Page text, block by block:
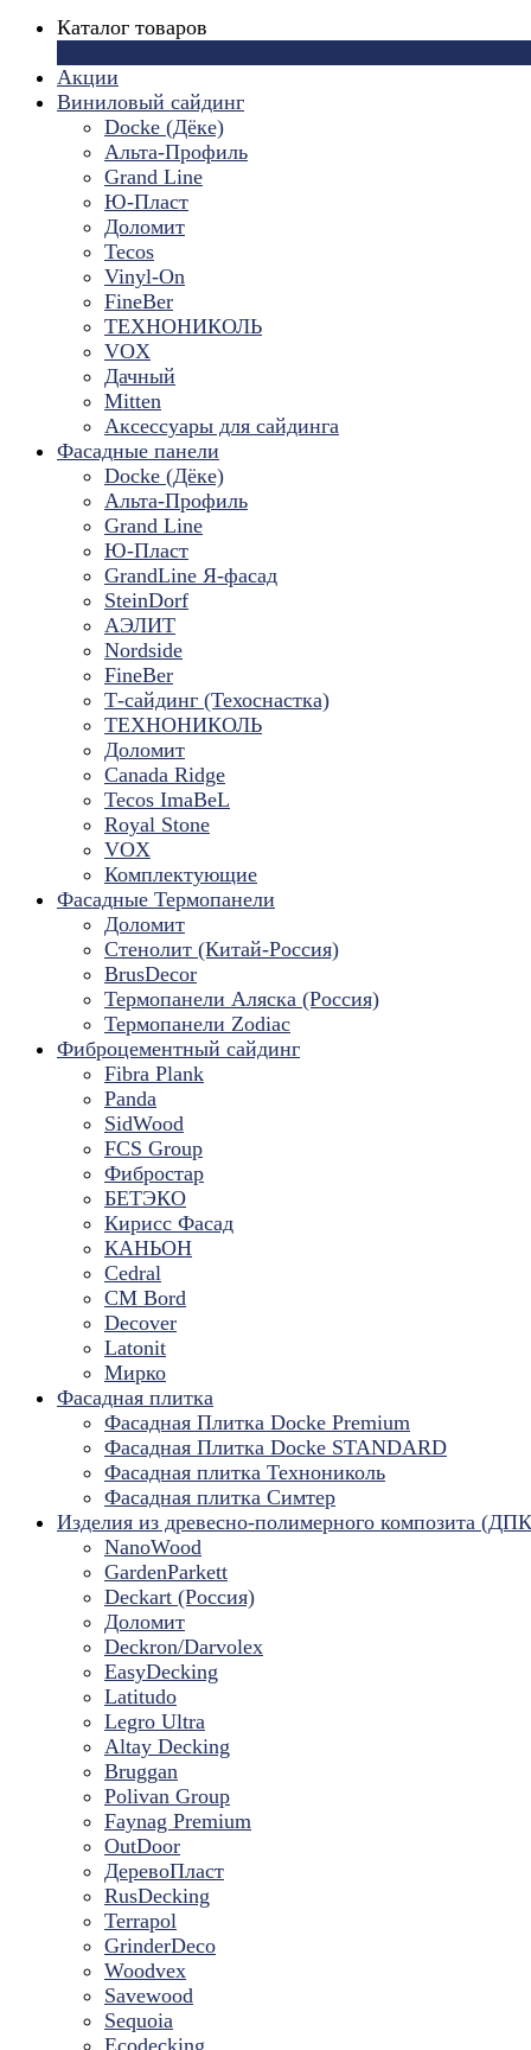
Каталог товаров
Акции
Виниловый сайдинг
Docke (Дёке)
Альта-Профиль
Grand Line
Ю-Пласт
Доломит
Tecos
Vinyl-On
FineBer
ТЕХНОНИКОЛЬ
VOX
Дачный
Mitten
Аксессуары для сайдинга
Фасадные панели
Docke (Дёке)
Альта-Профиль
Grand Line
Ю-Пласт
GrandLine Я-фасад
SteinDorf
АЭЛИТ
Nordside
FineBer
Т-сайдинг (Техоснастка)
ТЕХНОНИКОЛЬ
Доломит
Canada Ridge
Tecos ImaBeL
Royal Stone
VOX
Комплектующие
Фасадные Термопанели
Доломит
Стенолит (Китай-Россия)
BrusDecor
Термопанели Аляска (Россия)
Термопанели Zodiac
Фиброцементный сайдинг
Fibra Plank
Panda
SidWood
FCS Group
Фибростар
БЕТЭКО
Кирисс Фасад
КАНЬОН
Cedral
CM Bord
Decover
Latonit
Мирко
Фасадная плитка
Фасадная Плитка Docke Premium
Фасадная Плитка Docke STANDARD
Фасадная плитка Технониколь
Фасадная плитка Симтер
Изделия из древесно-полимерного композита
NanoWood
GardenParkett
Deckart (Россия)
Доломит
Deckron/Darvolex
EasyDecking
Latitudo
Legro Ultra
Altay Decking
Bruggan
Polivan Group
Faynag Premium
OutDoor
ДеревоПласт
RusDecking
Terrapol
GrinderDeco
Woodvex
Savewood
Sequoia
Ecodecking